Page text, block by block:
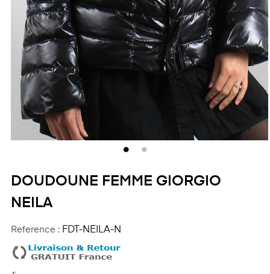
DOUDOUNE FEMME GIORGIO
NEILA
Reference : FDT-NEILA-N